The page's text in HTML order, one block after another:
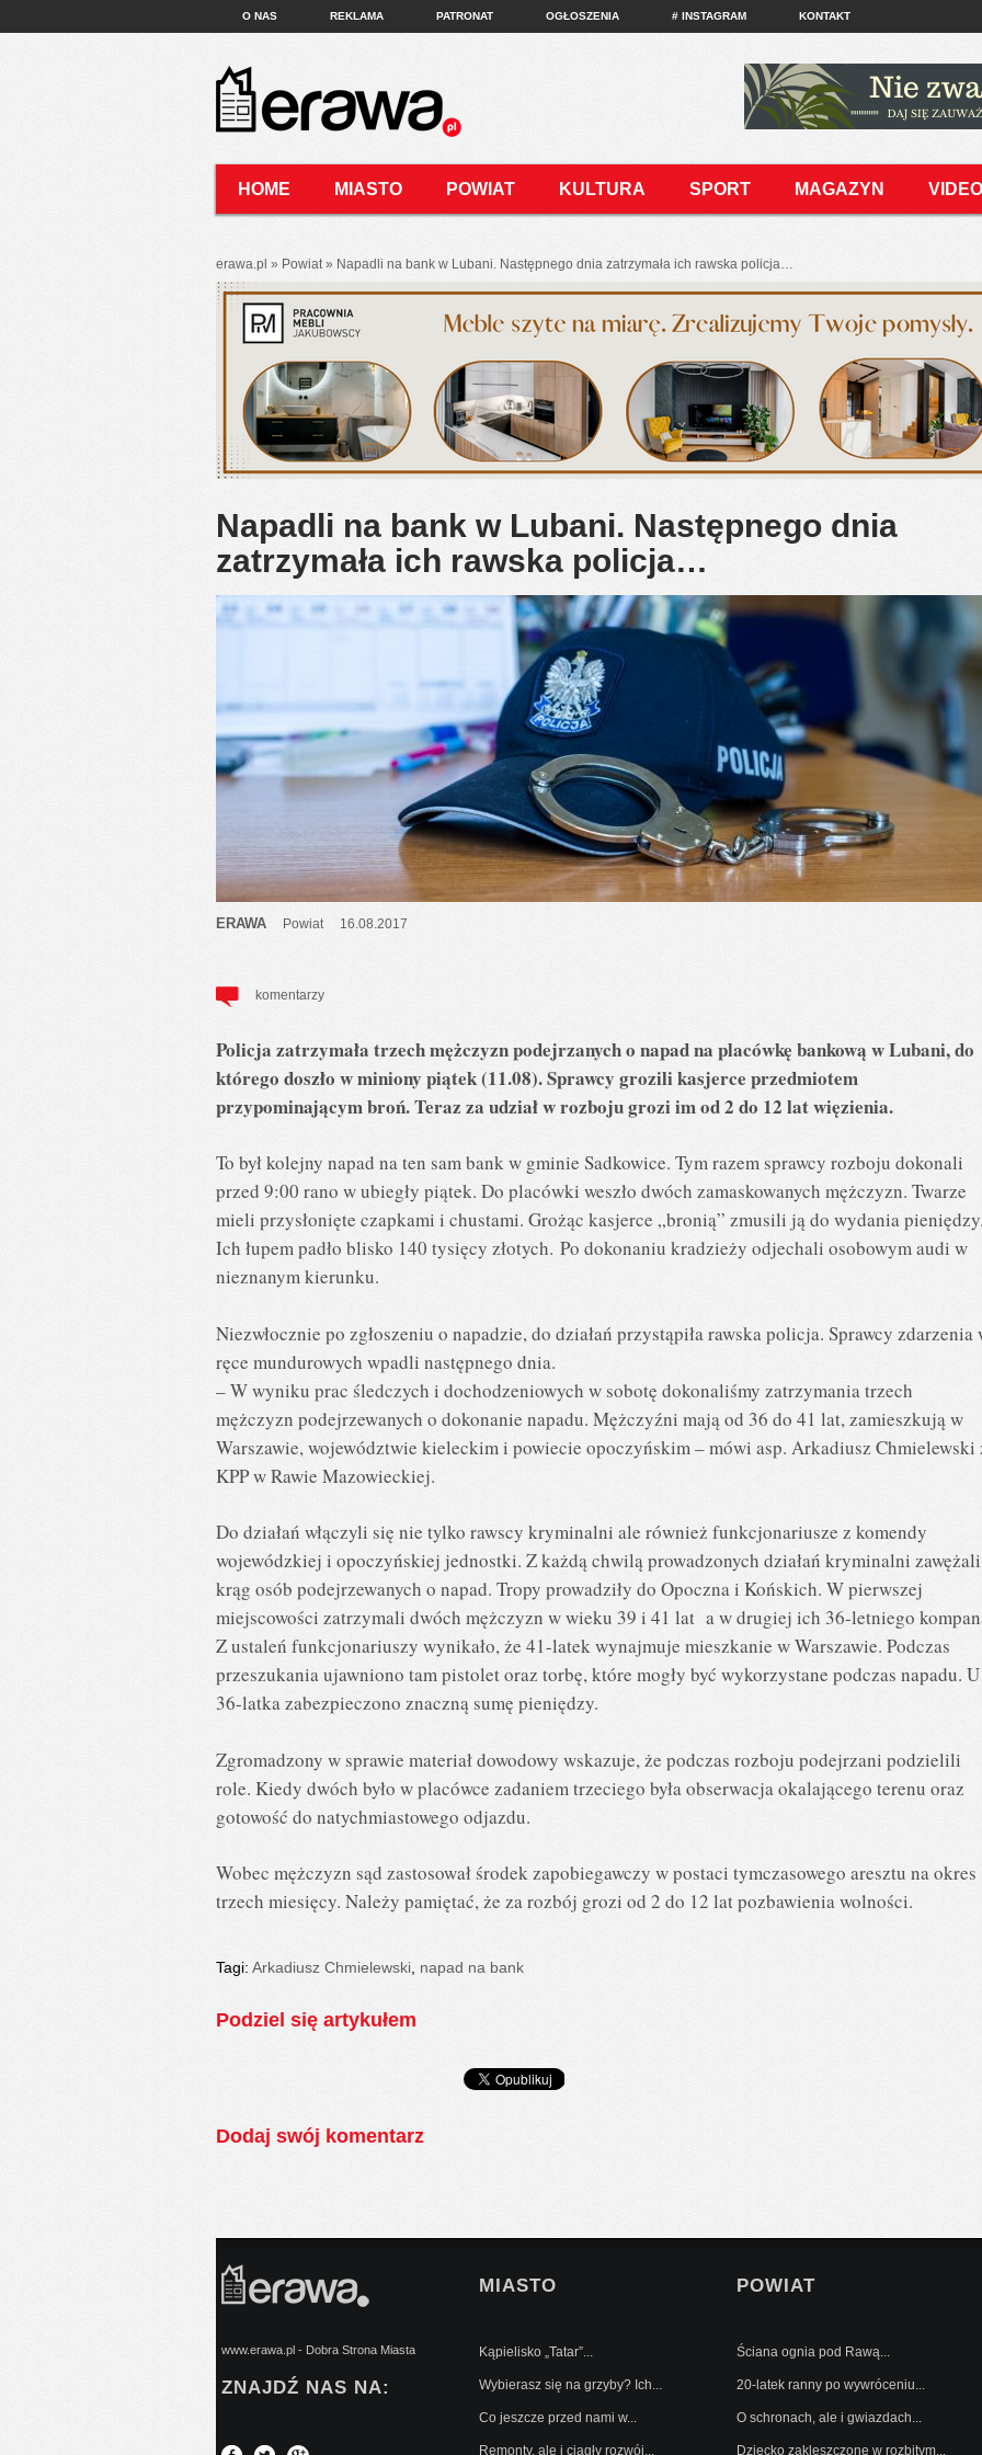
O NAS REKLAMA PATRONAT OGŁOSZENIA # INSTAGRAM KONTAKT
HOME MIASTO POWIAT KULTURA SPORT MAGAZYN VIDEO
erawa.pl » Powiat » Napadli na bank w Lubani. Następnego dnia zatrzymała ich rawska policja…
Napadli na bank w Lubani. Następnego dnia
zatrzymała ich rawska policja…
ERAWA Powiat 16.08.2017
komentarzy
Policja zatrzymała trzech mężczyzn podejrzanych o napad na placówkę bankową w Lubani, do
którego doszło w miniony piątek (11.08). Sprawcy grozili kasjerce przedmiotem
przypominającym broń. Teraz za udział w rozboju grozi im od 2 do 12 lat więzienia.
To był kolejny napad na ten sam bank w gminie Sadkowice. Tym razem sprawcy rozboju dokonali
przed 9:00 rano w ubiegły piątek. Do placówki weszło dwóch zamaskowanych mężczyzn. Twarze
mieli przysłonięte czapkami i chustami. Grożąc kasjerce „bronią” zmusili ją do wydania
Ich łupem padło blisko 140 tysięcy złotych. Po dokonaniu kradzieży odjechali osobowym audi w
nieznanym kierunku.
Niezwłocznie po zgłoszeniu o napadzie, do działań przystąpiła rawska policja. Sprawcy zdarzenia
ręce mundurowych wpadli następnego dnia.
– W wyniku prac śledczych i dochodzeniowych w sobotę dokonaliśmy zatrzymania trzech
mężczyzn podejrzewanych o dokonanie napadu. Mężczyźni mają od 36 do 41 lat, zamieszkują w
Warszawie, województwie kieleckim i powiecie opoczyńskim – mówi asp. Arkadiusz Chmielewski
KPP w Rawie Mazowieckiej.
Do działań włączyli się nie tylko rawscy kryminalni ale również funkcjonariusze z komendy
wojewódzkiej i opoczyńskiej jednostki. Z każdą chwilą prowadzonych działań kryminalni zawężali
krąg osób podejrzewanych o napad. Tropy prowadziły do Opoczna i Końskich. W pierwszej
miejscowości zatrzymali dwóch mężczyzn w wieku 39 i 41 lat a w drugiej ich 36-letniego
Z ustaleń funkcjonariuszy wynikało, że 41-latek wynajmuje mieszkanie w Warszawie. Podczas
przeszukania ujawniono tam pistolet oraz torbę, które mogły być wykorzystane podczas napadu. U
36-latka zabezpieczono znaczną sumę pieniędzy.
Zgromadzony w sprawie materiał dowodowy wskazuje, że podczas rozboju podejrzani podzielili
role. Kiedy dwóch było w placówce zadaniem trzeciego była obserwacja okalającego terenu oraz
gotowość do natychmiastowego odjazdu.
Wobec mężczyzn sąd zastosował środek zapobiegawczy w postaci tymczasowego aresztu na okres
trzech miesięcy. Należy pamiętać, że za rozbój grozi od 2 do 12 lat pozbawienia wolności.
Tagi: Arkadiusz Chmielewski napad na bank
Podziel się artykułem
Dodaj swój komentarz
www.erawa.pl - Dobra Strona Miasta
ZNAJDŹ NAS NA:
MIASTO
Kąpielisko „Tatar”...
Wybierasz się na grzyby? Ich...
Co jeszcze przed nami w...
Remonty, ale i ciągły rozwój...
POWIAT
Ściana ognia pod Rawą...
20-latek ranny po wywróceniu...
O schronach, ale i gwiazdach...
Dziecko zakleszczone w rozbitym...